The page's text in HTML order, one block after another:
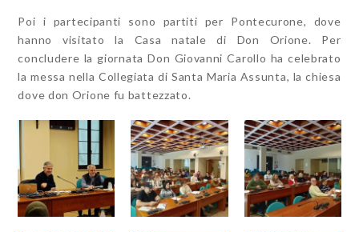
Poi i partecipanti sono partiti per Pontecurone, dove
hanno visitato la Casa natale di Don Orione. Per
concludere la giornata Don Giovanni Carollo ha celebrato
la messa nella Collegiata di Santa Maria Assunta, la chiesa
dove don Orione fu battezzato.